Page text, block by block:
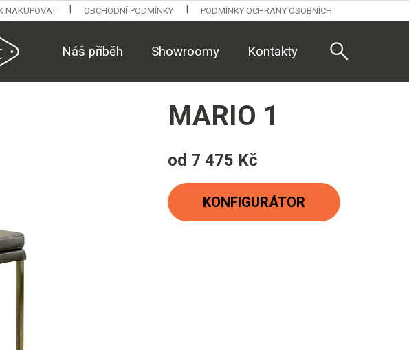
NAKUPOVAT OBCHODNÍ PODMÍNKY PODMÍNKY OCHRANY OSOBNÍCH ÚDAJŮ
Náš příběh Showroomy Kontakty
MARIO 1
od 7 475 Kč
Měrná
cena:
KONFIGURÁTOR